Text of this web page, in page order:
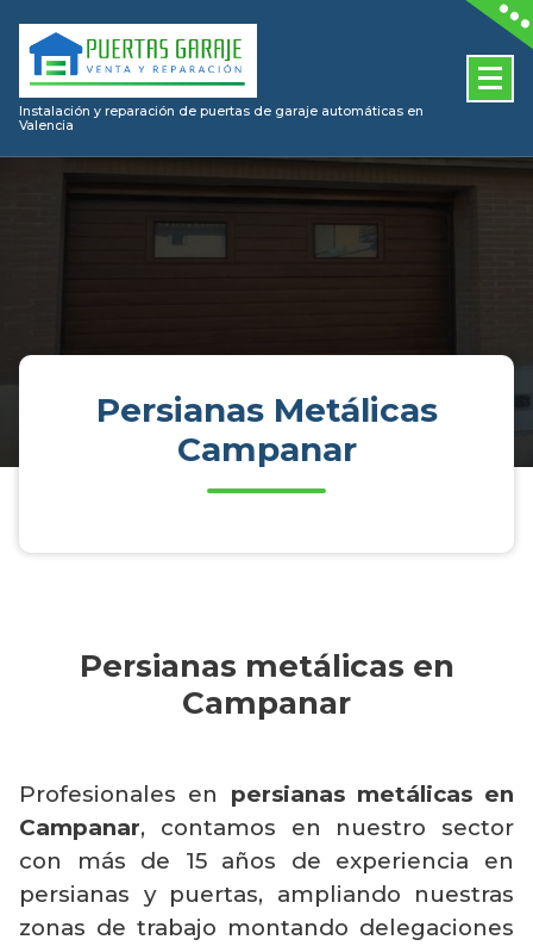
content
Instalación y reparación de puertas de garaje automáticas en
Valencia
Persianas Metálicas
Campanar
Persianas metálicas en
Campanar
Profesionales en persianas metálicas en
Campanar, contamos en nuestro sector
con más de 15 años de experiencia en
persianas y puertas, ampliando nuestras
zonas de trabajo montando delegaciones